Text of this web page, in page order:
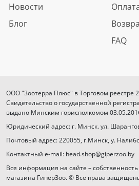
Новости
Блог
FAQ
ООО "Зоотерра Плюс" в Торговом реестре
Свидетельство о государственной
выдано Минским горисполкомом
Юридический адрес: г. Минск. ул.
Почтовый адрес: 220055, г.Минск, у.
Контактный e-mail: head.shop@giperzoo.by
Вся информация на сайте –
магазина ГиперЗоо. © Все права